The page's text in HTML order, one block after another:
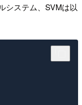
システム、SVMは以